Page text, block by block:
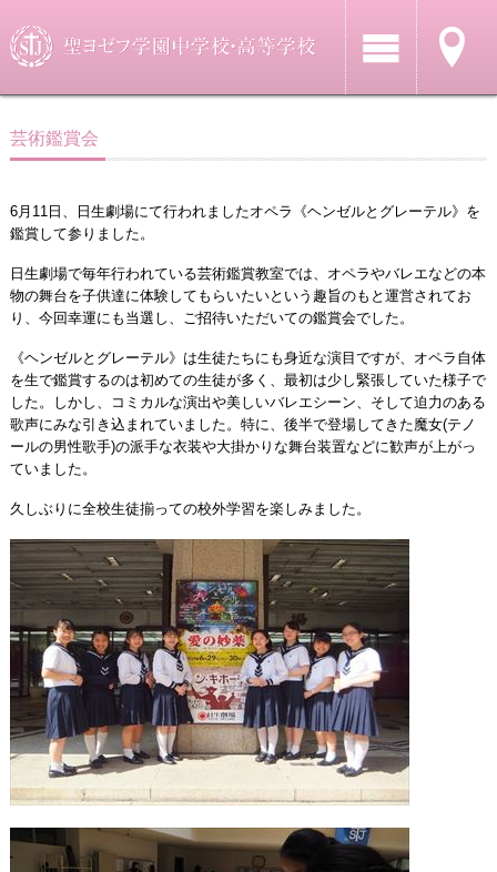
芸術鑑賞会
6月11日、日生劇場にて行われましたオペラ《ヘンゼルとグレーテル》を
鑑賞して参りました。
日生劇場で毎年行われている芸術鑑賞教室では、オペラやバレエなどの本
物の舞台を子供達に体験してもらいたいという趣旨のもと運営されてお
り、今回幸運にも当選し、ご招待いただいての鑑賞会でした。
《ヘンゼルとグレーテル》は生徒たちにも身近な演目ですが、オペラ自体
を生で鑑賞するのは初めての生徒が多く、最初は少し緊張していた様子で
した。しかし、コミカルな演出や美しいバレエシーン、そして迫力のある
歌声にみな引き込まれていました。特に、後半で登場してきた魔女(テノ
ールの男性歌手)の派手な衣装や大掛かりな舞台装置などに歓声が上がっ
ていました。
久しぶりに全校生徒揃っての校外学習を楽しみました。